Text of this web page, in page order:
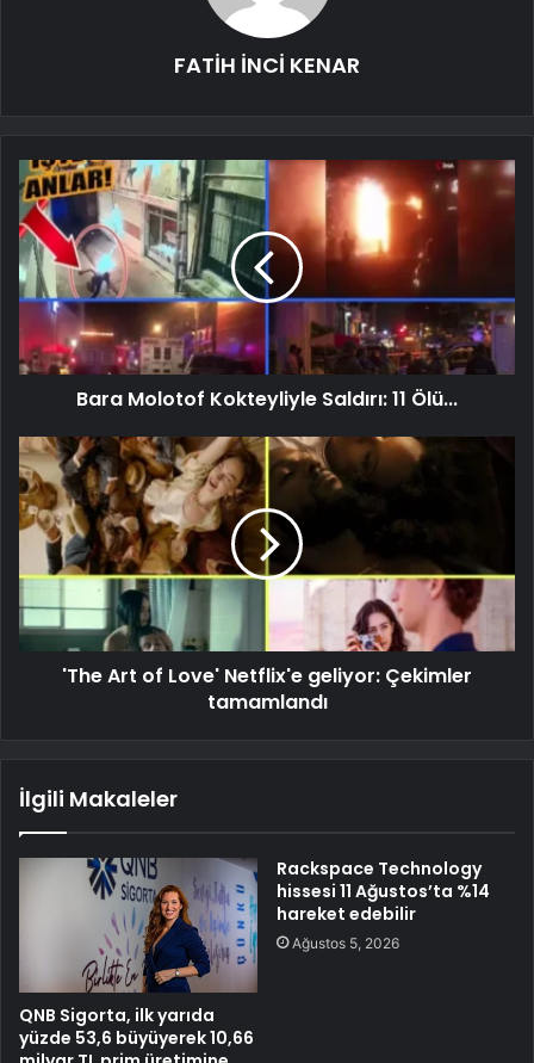
FATİH İNCİ KENAR
Bara Molotof Kokteyliyle Saldırı: 11 Ölü...
'The Art of Love' Netflix'e geliyor: Çekimler
tamamlandı
İlgili Makaleler
QNB Sigorta, ilk yarıda
yüzde 53,6 büyüyerek 10,66
Rackspace Technology
hissesi 11 Ağustos’ta %14
hareket edebilir
Ağustos 5, 2026